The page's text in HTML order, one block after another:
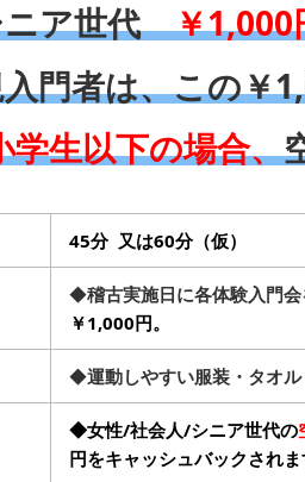
ニア世代￥
門者は、この
学生以下の場合、
45分 又は60分（仮）
◆稽古実施日に各体験入門
￥1,000円。
◆運動しやすい服装・タオ
◆女性/社会人/シニア世代の
円をキャッシュバックされま